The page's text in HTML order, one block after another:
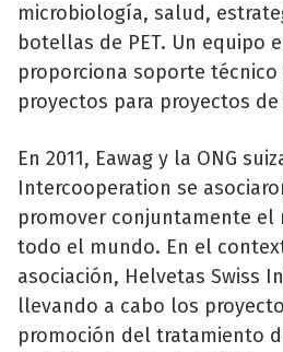
microbiología, salud,
botellas de PET. Un equipo
proporciona soporte técnico
proyectos para proyectos de
En 2011, Eawag y la ONG
Intercooperation se
promover conjuntamente el
todo el mundo. En el
asociación, Helvetas Swiss
llevando a cabo los
promoción del tratamiento